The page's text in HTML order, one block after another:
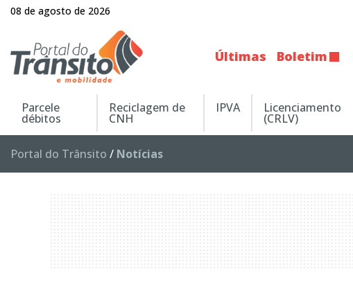
08 de agosto de 2026
Últimas Boletim
Parcele
débitos
Reciclagem de
CNH
IPVA Licenciamento
(CRLV)
Portal do Trânsito / Notícias